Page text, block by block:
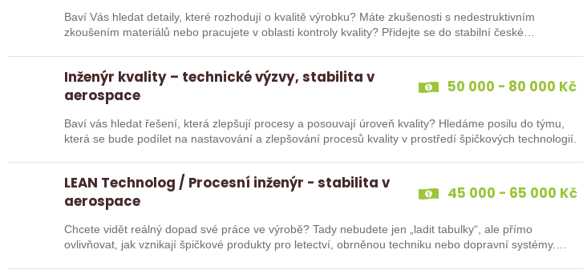
Baví Vás hledat detaily, které rozhodují o kvalitě výrobku? Máte zkušenosti s nedestruktivním
zkoušením materiálů nebo pracujete v oblasti kontroly kvality? Přidejte se do stabilní české
Inženýr kvality – technické výzvy, stabilita v
aerospace
50 000 - 80 000 Kč
Baví vás hledat řešení, která zlepšují procesy a posouvají úroveň kvality? Hledáme posilu do týmu,
která se bude podílet na nastavování a zlepšování procesů kvality v prostředí špičkových technologií.
LEAN Technolog / Procesní inženýr - stabilita v
aerospace
45 000 - 65 000 Kč
Chcete vidět reálný dopad své práce ve výrobě? Tady nebudete jen „ladit tabulky“, ale přímo
ovlivňovat, jak vznikají špičkové produkty pro letectví, obrněnou techniku nebo dopravní systémy.